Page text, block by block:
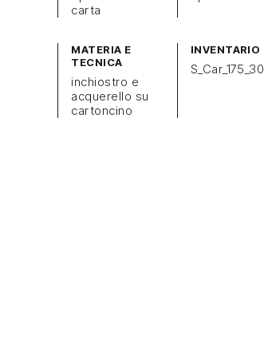
carta
MATERIA E
TECNICA
inchiostro e
acquerello su
cartoncino
INVENTARIO
S_Car_175_30